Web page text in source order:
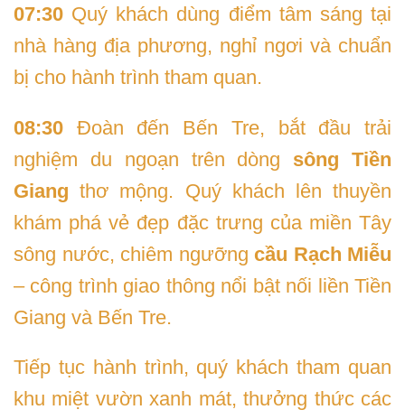
07:30 Quý khách dùng điểm tâm sáng tại
nhà hàng địa phương, nghỉ ngơi và chuẩn
bị cho hành trình tham quan.
08:30 Đoàn đến Bến Tre, bắt đầu trải
nghiệm du ngoạn trên dòng sông Tiền
Giang thơ mộng. Quý khách lên thuyền
khám phá vẻ đẹp đặc trưng của miền Tây
sông nước, chiêm ngưỡng cầu Rạch Miễu
– công trình giao thông nổi bật nối liền Tiền
Giang và Bến Tre.
Tiếp tục hành trình, quý khách tham quan
khu miệt vườn xanh mát, thưởng thức các